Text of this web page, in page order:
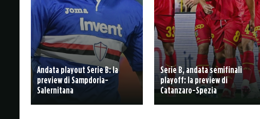
Andata playout Serie B: la
preview di Sampdoria-
Salernitana
Serie B, andata semifinali
playoff: la preview di
Catanzaro-Spezia